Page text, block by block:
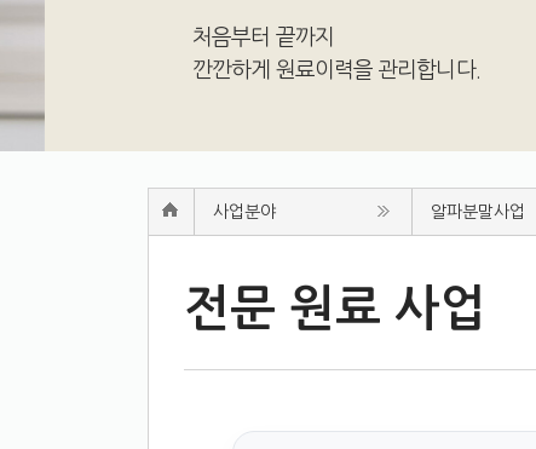
처음부터 끝까지
깐깐하게 원료이력을 관리합니다.
사업분야 알파분말사업
전문 원료 사업